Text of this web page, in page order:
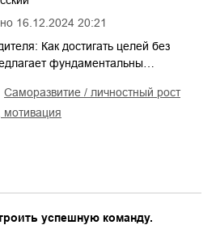
16.12.2024 20:21
Как достигать целей без
фундаментальны…
саморазвитие / личностный рост
мотивация
успешную команду.